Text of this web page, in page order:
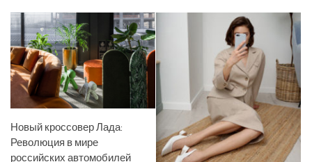
Новый кроссовер Лада:
Революция в мире
российских автомобилей